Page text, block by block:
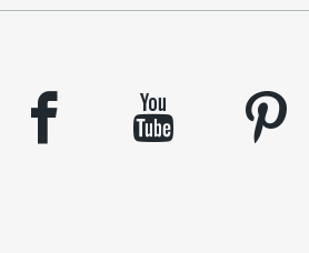
facebook youtube pinterest